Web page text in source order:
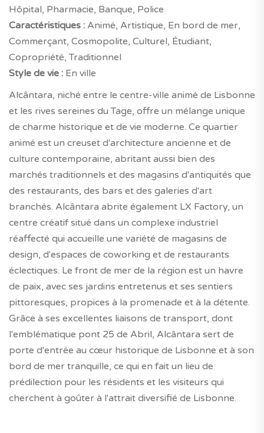
Hôpital, Pharmacie, Banque, Police
Caractéristiques : Animé, Artistique, En bord de mer,
Commerçant, Cosmopolite, Culturel, Étudiant,
Copropriété, Traditionnel
Style de vie : En ville
Alcântara, niché entre le centre-ville animé de Lisbonne
et les rives sereines du Tage, offre un mélange unique
de charme historique et de vie moderne. Ce quartier
animé est un creuset d'architecture ancienne et de
culture contemporaine, abritant aussi bien des
marchés traditionnels et des magasins d'antiquités que
des restaurants, des bars et des galeries d'art
branchés. Alcântara abrite également LX Factory, un
centre créatif situé dans un complexe industriel
réaffecté qui accueille une variété de magasins de
design, d'espaces de coworking et de restaurants
éclectiques. Le front de mer de la région est un havre
de paix, avec ses jardins entretenus et ses sentiers
pittoresques, propices à la promenade et à la détente.
Grâce à ses excellentes liaisons de transport, dont
l'emblématique pont 25 de Abril, Alcântara sert de
porte d'entrée au cœur historique de Lisbonne et à son
bord de mer tranquille, ce qui en fait un lieu de
prédilection pour les résidents et les visiteurs qui
cherchent à goûter à l'attrait diversifié de Lisbonne.